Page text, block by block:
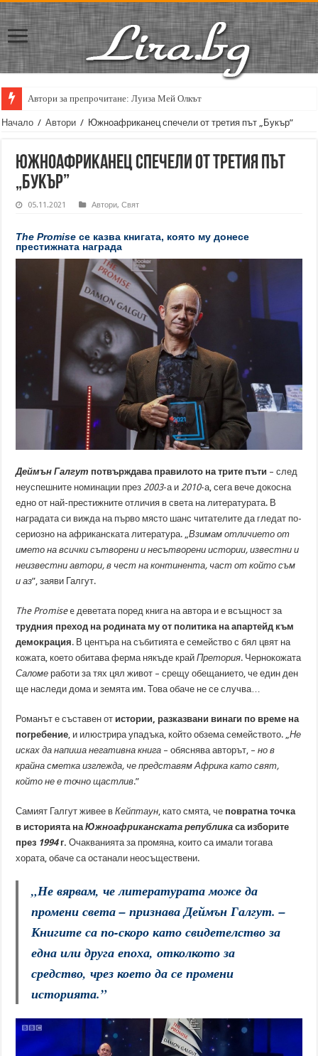
Автори за препрочитане: Луиза Мей Олкът
Кирил Кадийски: „Плачът на големия поет винаги е и сила, и
Начало / Автори / Южноафриканец спечели от третия път „Букър”
Южноафриканец спечели от третия път
„Букър”
05.11.2021 Автори,Свят
The Promise се казва книгата, която му донесе
престижната награда
Деймън Галгут потвърждава правилото на трите пъти – след
неуспешните номинации през2003-а и2010-а, сега вече докосна
едно от най-престижните отличия в света на литературата. В
наградата си вижда на първо място шанс читателите да гледат по-
сериозно на африканската литература. „Взимам отличието от
името на всички сътворени и несътворени истории, известни и
неизвестни автори, в чест на континента, част от който съм
и аз”, заяви Галгут.
The Promisee деветата поред книга на автора и е всъщност за
трудния преход на родината му от политика на апартейд към
демокрация. В центъра на събитията е семейство с бял цвят на
кожата, което обитава ферма някъде крайПретория. Чернокожата
Саломе работи за тях цял живот – срещу обещанието, че един ден
ще наследи дома и земята им. Това обаче не се случва…
Романът е съставен от истории, разказвани винаги по време на
погребение, и илюстрира упадъка, който обзема семейството. „Не
исках да напиша негативна книга – обяснява авторът, –но в
крайна сметка изглежда, че представям Африка като свят,
който не е точно щастлив.”
Самият Галгут живее вКейптаун, като смята, че повратна точка
в историята наЮжноафриканската република са изборите
през 1994г. Очакванията за промяна, които са имали тогава
хората, обаче са останали неосъществени.
„Не вярвам, че литературата може да
промени света– признава Деймън Галгут. –
Книгите са по-скоро като свидетелство за
една или друга епоха, отколкото за
средство, чрез което да се промени
историята.”